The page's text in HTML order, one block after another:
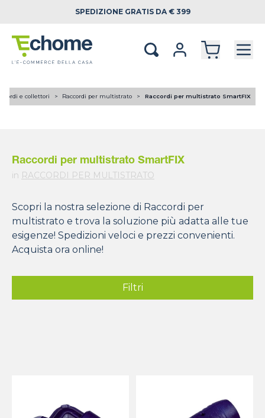
SPEDIZIONE GRATIS DA € 399
e collettori Raccordi per multistrato Raccordi per multistrato SmartFIX
Raccordi per multistrato SmartFIX
in RACCORDI PER MULTISTRATO
Scopri la nostra selezione di Raccordi per
multistrato e trova la soluzione più adatta alle tue
esigenze! Spedizioni veloci e prezzi convenienti.
Acquista ora online!
Filtri